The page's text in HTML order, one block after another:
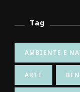
Tag
AMBIENTE E
ARTE